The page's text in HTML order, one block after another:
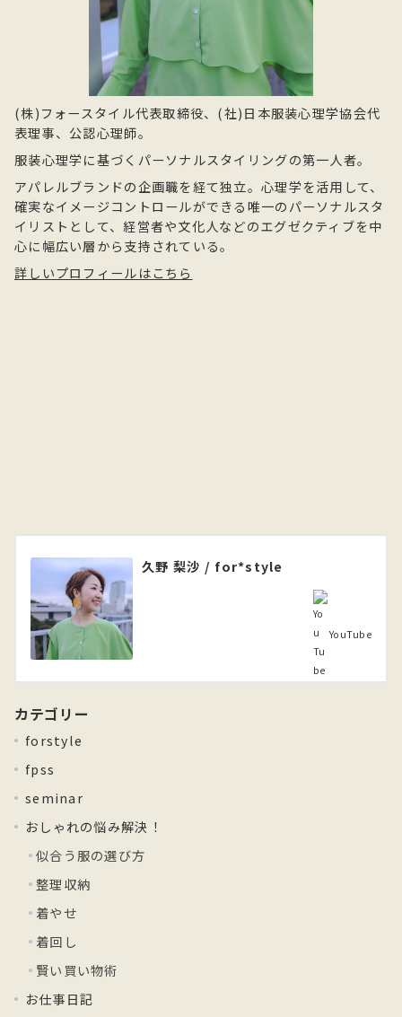
(株)フォースタイル代表取締役、(社)日本服装心理学協会代
表理事、公認心理師。
服装心理学に基づくパーソナルスタイリングの第一人者。
アパレルブランドの企画職を経て独立。心理学を活用して、
確実なイメージコントロールができる唯一のパーソナルスタ
イリストとして、経営者や文化人などのエグゼクティブを中
心に幅広い層から支持されている。
詳しいプロフィールはこちら
久野 梨沙 / for*style
YouTube
カテゴリー
forstyle
fpss
seminar
おしゃれの悩み解決！
似合う服の選び方
整理収納
着やせ
着回し
賢い買い物術
お仕事日記